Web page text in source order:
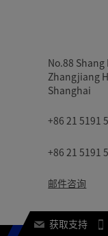
No.88 Shang
Zhangjiang
Shanghai
+86 21 5191
+86 21 5191
邮件咨询
获取支持